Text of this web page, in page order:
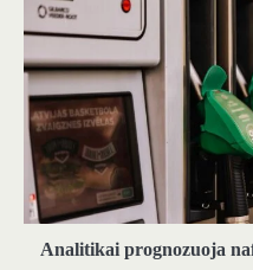
Analitikai prognozuoja